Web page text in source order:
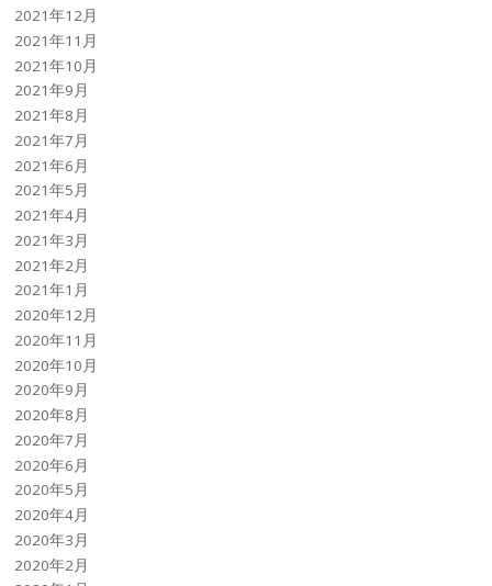
2021年12月
2021年11月
2021年10月
2021年9月
2021年8月
2021年7月
2021年6月
2021年5月
2021年4月
2021年3月
2021年2月
2021年1月
2020年12月
2020年11月
2020年10月
2020年9月
2020年8月
2020年7月
2020年6月
2020年5月
2020年4月
2020年3月
2020年2月